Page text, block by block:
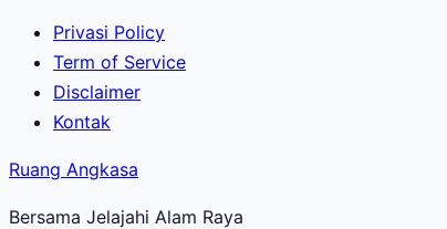
Lewati
konten
utama
Privasi Policy
Term of Service
Disclaimer
Kontak
Ruang Angkasa
Bersama Jelajahi Alam Raya